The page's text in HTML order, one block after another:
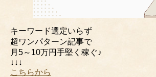
キーワード選定いらず
超ワンパターン記事で
月5～10万円手堅く稼ぐ♪
↓↓↓
こちらから